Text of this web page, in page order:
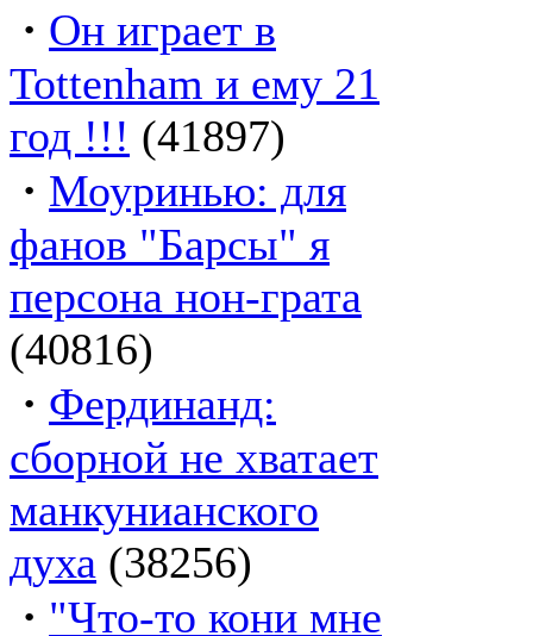
· Он играет в
Tottenham и ему 21
год !!! (41897)
· Моуринью: для
фанов "Барсы" я
персона нон-грата
(40816)
· Фердинанд:
сборной не хватает
манкунианского
духа (38256)
· "Что-то кони мне